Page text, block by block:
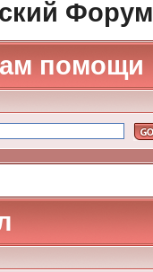
Форум
помощи